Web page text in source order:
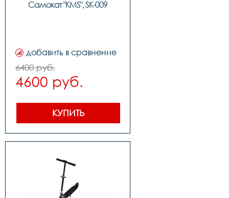
Самокат "KMS", SK-009
добавить в сравнение
6400 руб.
4600 руб.
КУПИТЬ